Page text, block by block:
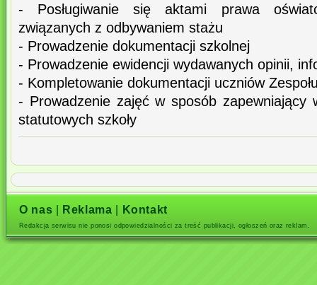
- Posługiwanie się aktami prawa
związanych z odbywaniem stażu
- Prowadzenie dokumentacji szkolnej
- Prowadzenie ewidencji wydawanych opinii,
- Kompletowanie dokumentacji uczniów
- Prowadzenie zajęć w sposób zapewniający
statutowych szkoły
O nas Reklama Kontakt
Redakcja serwisu nie ponosi odpowiedzialności za treść publikacji, ogłoszeń oraz reklam.